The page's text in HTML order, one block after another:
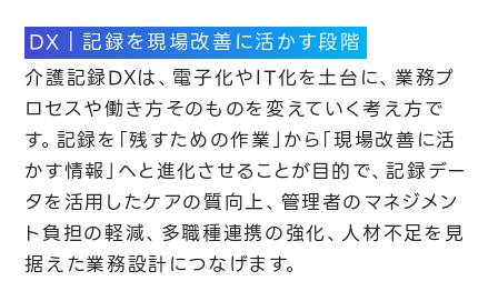
DX｜記録を現場改善に活かす段階
介護記録DXは、電子化やIT化を土台に、業務プ
ロセスや働き方そのものを変えていく考え方で
す。記録を「残すための作業」から「現場改善に活
かす情報」へと進化させることが目的で、記録デー
タを活用したケアの質向上、管理者のマネジメン
ト負担の軽減、多職種連携の強化、人材不足を見
据えた業務設計につなげます。